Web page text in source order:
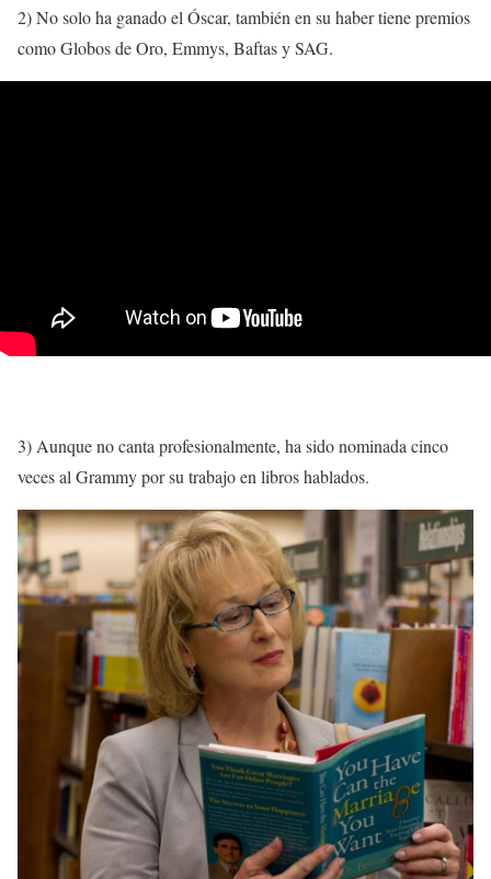
2) No solo ha ganado el Óscar, también en su haber tiene premios
como Globos de Oro, Emmys, Baftas y SAG.
3) Aunque no canta profesionalmente, ha sido nominada cinco
veces al Grammy por su trabajo en libros hablados.